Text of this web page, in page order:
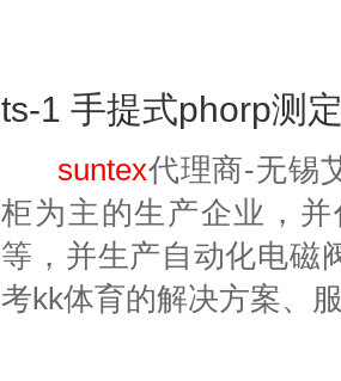
ts-1 手提式phorp测
suntex代理商-无锡
柜为主的生产企业，
等，并生产自动化电磁
考kk体育的解决方案、